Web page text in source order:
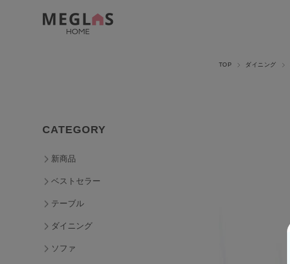
TOP ダイニング
CATEGORY
新商品
ベストセラー
テーブル
ダイニング
ソファ